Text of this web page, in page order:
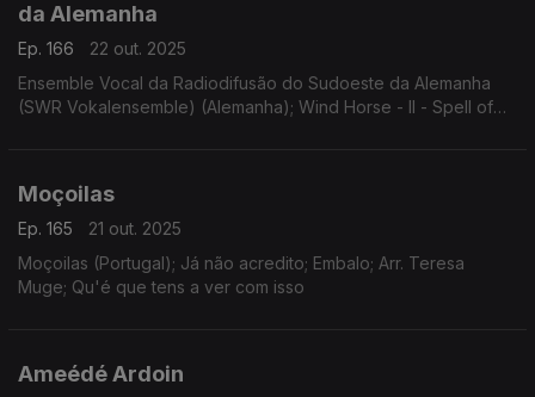
da Alemanha
Ep. 166
22 out. 2025
Ensemble Vocal da Radiodifusão do Sudoeste da Alemanha
(SWR Vokalensemble) (Alemanha); Wind Horse - II - Spell of
Moçoilas
Ep. 165
21 out. 2025
Moçoilas (Portugal); Já não acredito; Embalo; Arr. Teresa
Muge; Qu'é que tens a ver com isso
Ameédé Ardoin